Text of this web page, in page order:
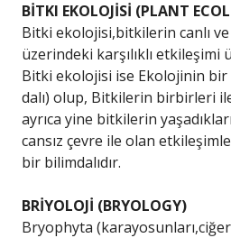
BİTKI EKOLOJİSİ (PLANT
Bitki ekolojisi,bitkilerin canlı ve
üzerindeki karşılıklı etkileşimi
Bitki ekolojisi ise Ekolojinin
dalı) olup, Bitkilerin birbirleri
ayrıca yine bitkilerin
cansız çevre ile olan
bir bilimdalıdır.
BRİYOLOJİ (BRYOLOGY)
Bryophyta